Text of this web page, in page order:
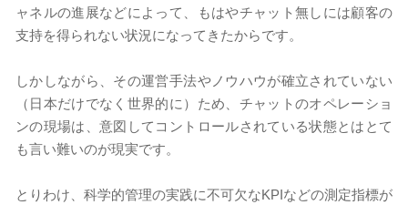
ャネルの進展などによって、もはやチャット無しには顧客の
支持を得られない状況になってきたからです。
しかしながら、その運営手法やノウハウが確立されていない
（日本だけでなく世界的に）ため、チャットのオペレーショ
ンの現場は、意図してコントロールされている状態とはとて
も言い難いのが現実です。
とりわけ、科学的管理の実践に不可欠なKPIなどの測定指標が